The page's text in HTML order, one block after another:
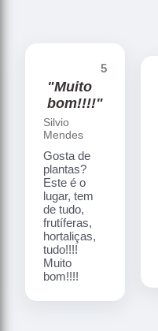
5
"Muito
bom!!!!"
Silvio
Mendes
Gosta de
plantas?
Este é o
lugar, tem
de tudo,
frutíferas,
hortaliças,
tudo!!!!
Muito
bom!!!!